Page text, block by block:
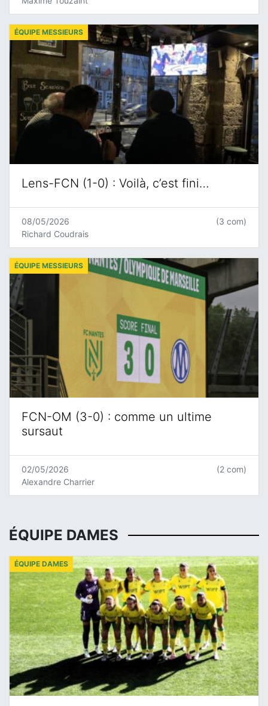
Lens-FCN (1-0) : Voilà, c’est fini…
ÉQUIPE MESSIEURS
08/05/2026
Richard Coudrais
(3 com)
FCN-OM (3-0) : comme un ultime
sursaut
ÉQUIPE MESSIEURS
02/05/2026
Alexandre Charrier
(2 com)
ÉQUIPE DAMES
ÉQUIPE DAMES